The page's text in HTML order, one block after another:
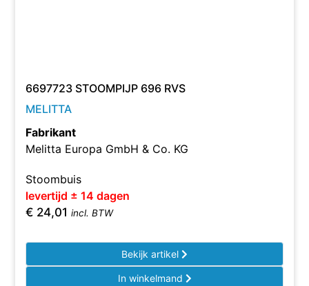
6697723 STOOMPIJP 696 RVS
MELITTA
Fabrikant
Melitta Europa GmbH & Co. KG
Stoombuis
levertijd ± 14 dagen
€ 24,01 incl. BTW
Bekijk artikel
In winkelmand